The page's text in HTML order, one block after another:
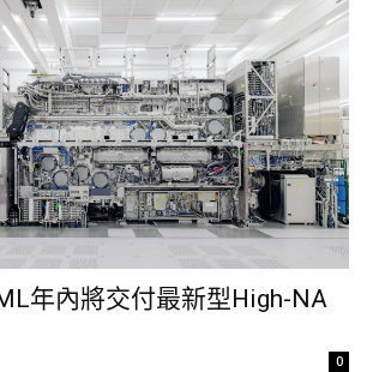
年內將交付最新型High-NA
0